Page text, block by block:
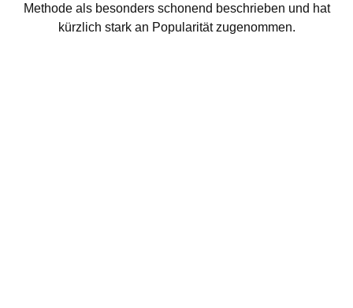
Methode als besonders schonend beschrieben und hat
kürzlich stark an Popularität zugenommen.